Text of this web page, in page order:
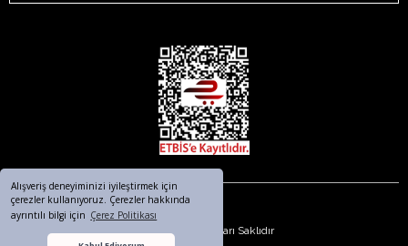
Alışveriş deneyiminizi iyileştirmek için
çerezler kullanıyoruz. Çerezler hakkında
ayrıntılı bilgi için Çerez Politikası
© 2023. Tüm Hakları Saklıdır